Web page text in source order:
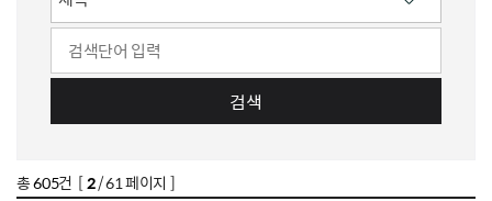
검색
총605건 [2/ 61 페이지 ]